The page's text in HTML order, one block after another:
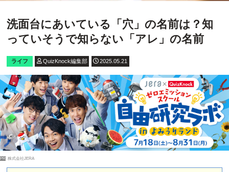
洗面台にあいている「穴」の名前は？知
っていそうで知らない「アレ」の名前
ライフ QuizKnock編集部 2025.05.21
PR 株式会社JERA